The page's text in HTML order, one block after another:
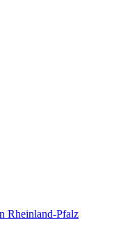
Rheinland-Pfalz